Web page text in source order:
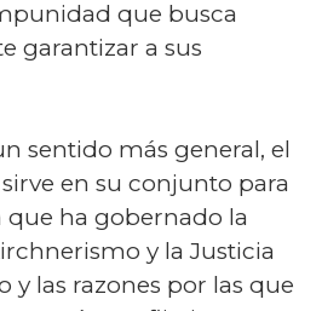
que busca
garantizar a sus
sentido más general, el
en su conjunto para
ha gobernado la
y la Justicia
y las razones por las que